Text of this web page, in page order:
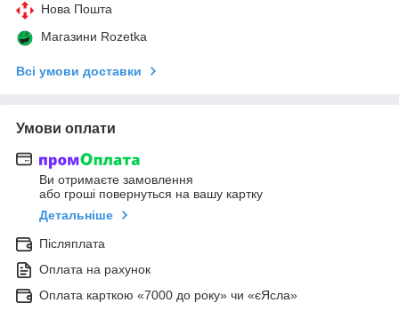
Нова Пошта
Магазини Rozetka
Всі умови доставки
Умови оплати
Ви отримаєте замовлення
або гроші повернуться на вашу картку
Детальніше
Післяплата
Оплата на рахунок
Оплата карткою «7000 до року» чи «єЯсла»